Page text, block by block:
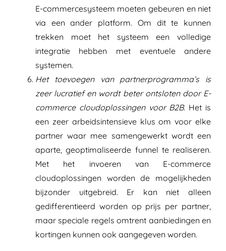
E-commercesysteem moeten gebeuren en niet
via een ander platform. Om dit te kunnen
trekken moet het systeem een volledige
integratie hebben met eventuele andere
systemen.
Het toevoegen van partnerprogramma’s is
zeer lucratief en wordt beter ontsloten door E-
commerce cloudoplossingen voor B2B. Het is
een zeer arbeidsintensieve klus om voor elke
partner waar mee samengewerkt wordt een
aparte, geoptimaliseerde funnel te realiseren.
Met het invoeren van E-commerce
cloudoplossingen worden de mogelijkheden
bijzonder uitgebreid. Er kan niet alleen
gedifferentieerd worden op prijs per partner,
maar speciale regels omtrent aanbiedingen en
kortingen kunnen ook aangegeven worden.